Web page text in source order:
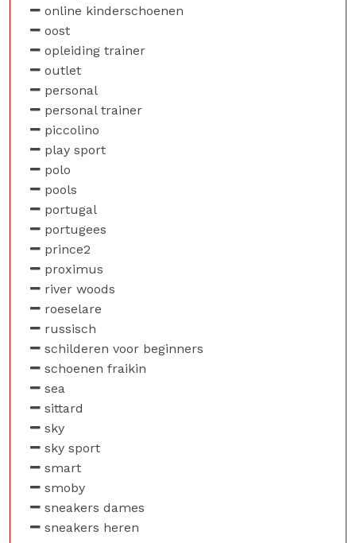
online kinderschoenen
oost
opleiding trainer
outlet
personal
personal trainer
piccolino
play sport
polo
pools
portugal
portugees
prince2
proximus
river woods
roeselare
russisch
schilderen voor beginners
schoenen fraikin
sea
sittard
sky
sky sport
smart
smoby
sneakers dames
sneakers heren